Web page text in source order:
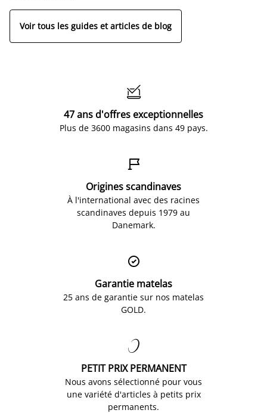
Voir tous les guides et articles de blog

47 ans d'offres exceptionnelles
Plus de 3600 magasins dans 49 pays.

Origines scandinaves
À l'international avec des racines
scandinaves depuis 1979 au
Danemark.

Garantie matelas
25 ans de garantie sur nos matelas
GOLD.

PETIT PRIX PERMANENT
Nous avons sélectionné pour vous
une variété d'articles à petits prix
permanents.